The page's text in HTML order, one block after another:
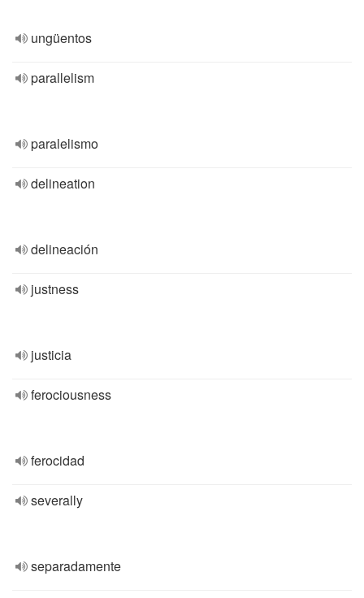
ungüentos
parallelism
paralelismo
delineation
delineación
justness
justicia
ferociousness
ferocidad
severally
separadamente